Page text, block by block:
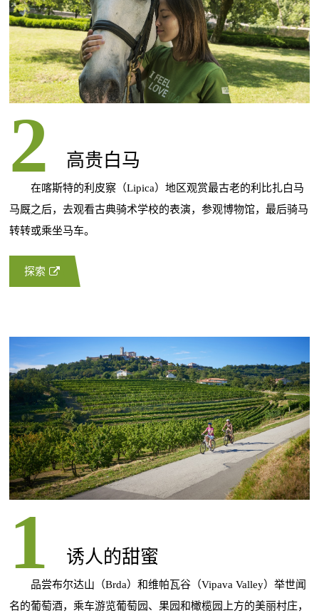
高贵白马
在喀斯特的利皮察（Lipica）地区观赏最古老的利比扎白马
马厩之后，去观看古典骑术学校的表演，参观博物馆，最后骑马
转转或乘坐马车。
探索
诱人的甜蜜
品尝布尔达山（Brda）和维帕瓦谷（Vipava Valley）举世闻
名的葡萄酒，乘车游览葡萄园、果园和橄榄园上方的美丽村庄，